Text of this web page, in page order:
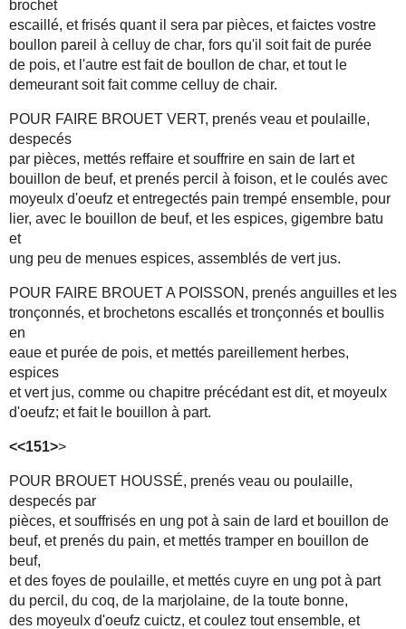
brochet
escaillé, et frisés quant il sera par pièces, et faictes vostre
boullon pareil à celluy de char, fors qu'il soit fait de purée
de pois, et l'autre est fait de boullon de char, et tout le
demeurant soit fait comme celluy de chair.
POUR FAIRE BROUET VERT, prenés veau et poulaille,
despecés
par pièces, mettés reffaire et souffrire en sain de lart et
bouillon de beuf, et prenés percil à foison, et le coulés avec
moyeulx d'oeufz et entregectés pain trempé ensemble, pour
lier, avec le bouillon de beuf, et les espices, gigembre batu
et
ung peu de menues espices, assemblés de vert jus.
POUR FAIRE BROUET A POISSON, prenés anguilles et les
tronçonnés, et brochetons escallés et tronçonnés et boullis
en
eaue et purée de pois, et mettés pareillement herbes,
espices
et vert jus, comme ou chapitre précédant est dit, et moyeulx
d'oeufz; et fait le bouillon à part.
<<151>>
POUR BROUET HOUSSÉ, prenés veau ou poulaille,
despecés par
pièces, et souffrisés en ung pot à sain de lard et bouillon de
beuf, et prenés du pain, et mettés tramper en bouillon de
beuf,
et des foyes de poulaille, et mettés cuyre en ung pot à part
du percil, du coq, de la marjolaine, de la toute bonne,
des moyeulx d'oeufz cuictz, et coulez tout ensemble, et